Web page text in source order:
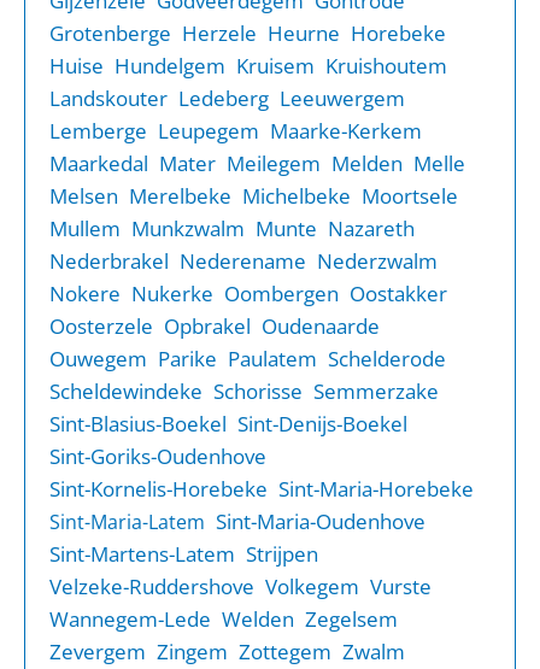
Grotenberge Herzele Heurne Horebeke
Huise Hundelgem Kruisem Kruishoutem
Landskouter Ledeberg Leeuwergem
Lemberge Leupegem Maarke-Kerkem
Maarkedal Mater Meilegem Melden Melle
Melsen Merelbeke Michelbeke Moortsele
Mullem Munkzwalm Munte Nazareth
Nederbrakel Nederename Nederzwalm
Nokere Nukerke Oombergen Oostakker
Oosterzele Opbrakel Oudenaarde
Ouwegem Parike Paulatem Schelderode
Scheldewindeke Schorisse Semmerzake
Sint-Blasius-Boekel Sint-Denijs-Boekel
Sint-Goriks-Oudenhove
Sint-Kornelis-Horebeke Sint-Maria-Horebeke
Sint-Maria-Latem Sint-Maria-Oudenhove
Sint-Martens-Latem Strijpen
Velzeke-Ruddershove Volkegem Vurste
Wannegem-Lede Welden Zegelsem
Zevergem Zingem Zottegem Zwalm